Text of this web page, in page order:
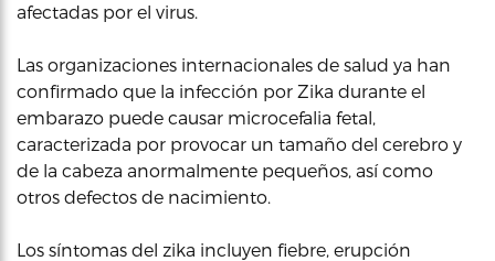
afectadas por el virus.
Las organizaciones internacionales de salud ya han
confirmado que la infección por Zika durante el
embarazo puede causar microcefalia fetal,
caracterizada por provocar un tamaño del cerebro y
de la cabeza anormalmente pequeños, así como
otros defectos de nacimiento.
Los síntomas del zika incluyen fiebre, erupción